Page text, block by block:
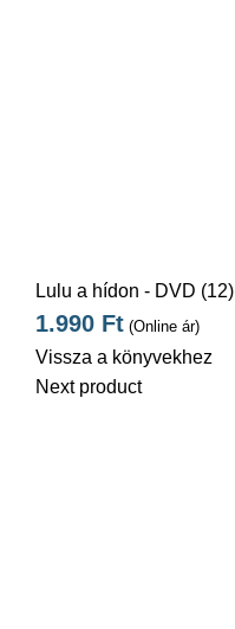
Lulu a hídon - DVD (12)
1.990 Ft (Online ár)
Vissza a könyvekhez
Next product